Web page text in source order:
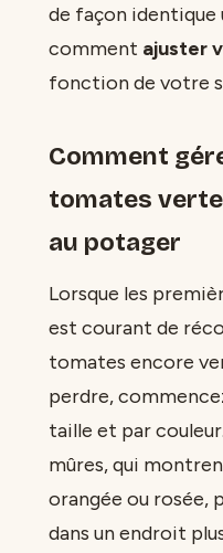
de façon identique
comment ajuster
fonction de votre
Comment
tomates
au potager
Lorsque les
est courant de
tomates encore
perdre,
taille et par
mûres, qui
orangée ou rosée,
dans un endroit